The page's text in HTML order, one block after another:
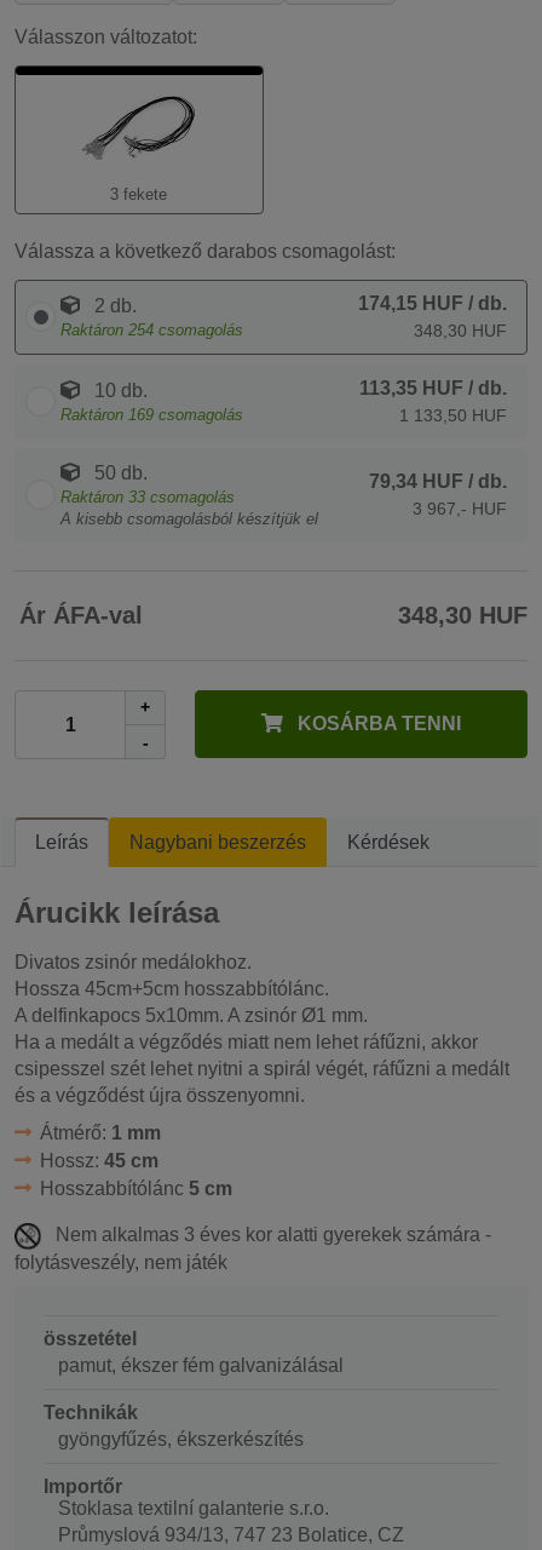
Válasszon változatot:
3 fekete
Válassza a következő darabos csomagolást:
2 db.
Raktáron 254 csomagolás
174,15 HUF / db.
348,30 HUF
10 db.
Raktáron 169 csomagolás
113,35 HUF / db.
1 133,50 HUF
50 db.
Raktáron 33 csomagolás
A kisebb csomagolásból készítjük el
79,34 HUF / db.
3 967,- HUF
Ár ÁFA-val 348,30 HUF
+
-
KOSÁRBA TENNI
Leírás Nagybani beszerzés Kérdések
Árucikk leírása
Divatos zsinór medálokhoz.
Hossza 45cm+5cm hosszabbítólánc.
A delfinkapocs 5x10mm. A zsinór Ø1 mm.
Ha a medált a végződés miatt nem lehet ráfűzni, akkor
csipesszel szét lehet nyitni a spirál végét, ráfűzni a medált
és a végződést újra összenyomni.
Átmérő: 1 mm
Hossz: 45 cm
Hosszabbítólánc 5 cm
Nem alkalmas 3 éves kor alatti gyerekek számára -
folytásveszély, nem játék
összetétel
pamut, ékszer fém galvanizálásal
Technikák
gyöngyfűzés, ékszerkészítés
Importőr
Stoklasa textilní galanterie s.r.o.
Průmyslová 934/13, 747 23 Bolatice, CZ